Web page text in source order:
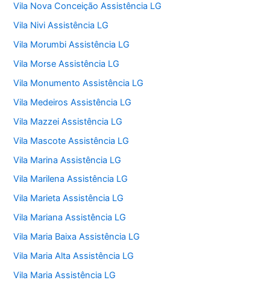
Vila Nova Conceição Assistência LG
Vila Nivi Assistência LG
Vila Morumbi Assistência LG
Vila Morse Assistência LG
Vila Monumento Assistência LG
Vila Medeiros Assistência LG
Vila Mazzei Assistência LG
Vila Mascote Assistência LG
Vila Marina Assistência LG
Vila Marilena Assistência LG
Vila Marieta Assistência LG
Vila Mariana Assistência LG
Vila Maria Baixa Assistência LG
Vila Maria Alta Assistência LG
Vila Maria Assistência LG